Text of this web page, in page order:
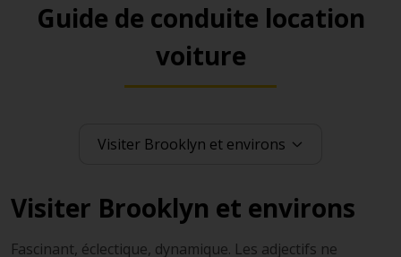
Guide de conduite location
voiture
Visiter Brooklyn et environs
Fascinant, éclectique, dynamique. Les adjectifs ne